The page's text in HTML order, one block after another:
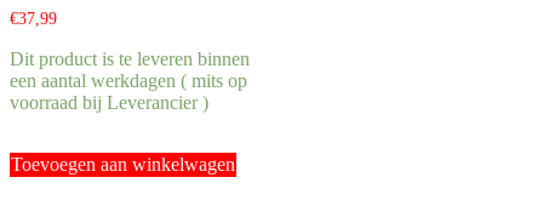
€37,99
Dit product is te leveren binnen
een aantal werkdagen ( mits op
voorraad bij Leverancier )
Toevoegen aan winkelwagen